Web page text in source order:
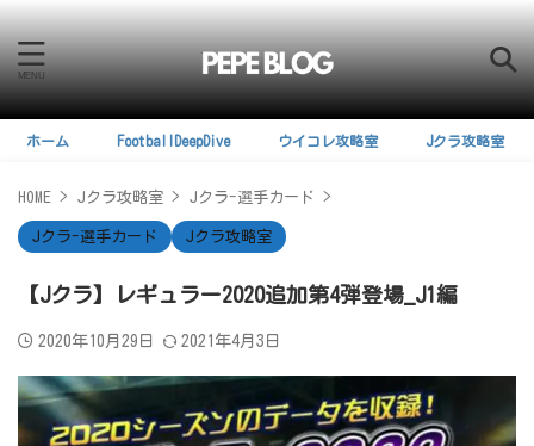
ホーム FootballDeepDive ウイコレ攻略室 Jクラ攻略室
HOME > Jクラ攻略室 > Jクラ-選手カード >
Jクラ-選手カード Jクラ攻略室
【Jクラ】レギュラー2020追加第4弾登場_J1編
2020年10月29日 2021年4月3日